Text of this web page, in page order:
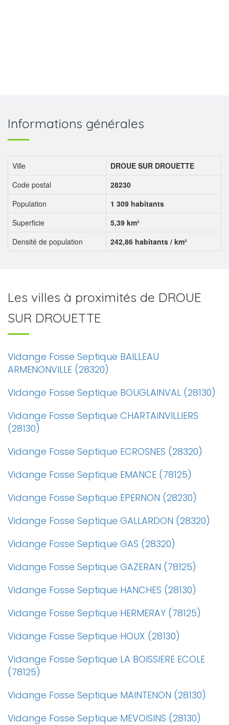
Informations générales
Ville
DROUE SUR DROUETTE
Code postal
28230
Population
1 309 habitants
Superficie
5,39 km²
Densité de population
242,86 habitants / km²
Les villes à proximités de DROUE
SUR DROUETTE
Vidange Fosse Septique BAILLEAU
ARMENONVILLE (28320)
Vidange Fosse Septique BOUGLAINVAL (28130)
Vidange Fosse Septique CHARTAINVILLIERS
(28130)
Vidange Fosse Septique ECROSNES (28320)
Vidange Fosse Septique EMANCE (78125)
Vidange Fosse Septique EPERNON (28230)
Vidange Fosse Septique GALLARDON (28320)
Vidange Fosse Septique GAS (28320)
Vidange Fosse Septique GAZERAN (78125)
Vidange Fosse Septique HANCHES (28130)
Vidange Fosse Septique HERMERAY (78125)
Vidange Fosse Septique HOUX (28130)
Vidange Fosse Septique LA BOISSIERE ECOLE
(78125)
Vidange Fosse Septique MAINTENON (28130)
Vidange Fosse Septique MEVOISINS (28130)